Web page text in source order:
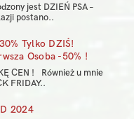
jest DZIEŃ PSA –
postano..
Tylko DZIŚ!
Osoba -50% !
CEN ! Również u mnie
FRIDAY..
2024